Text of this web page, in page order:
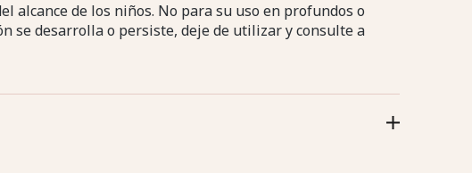
alcance de los niños. No para su uso en profundos o
se desarrolla o persiste, deje de utilizar y consulte a